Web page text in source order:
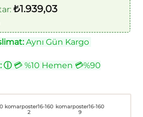
₺1.939,03
Aynı Gün Kargo
ⓘ💳 %10 Hemen 💳%90
komarposter16-160
2
komarposter16-160
9